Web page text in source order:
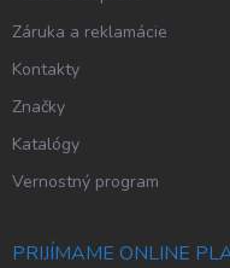
Záruka a reklamácie
Kontakty
Značky
Katalógy
Vernostný program
PRIJÍMAME ONLINE